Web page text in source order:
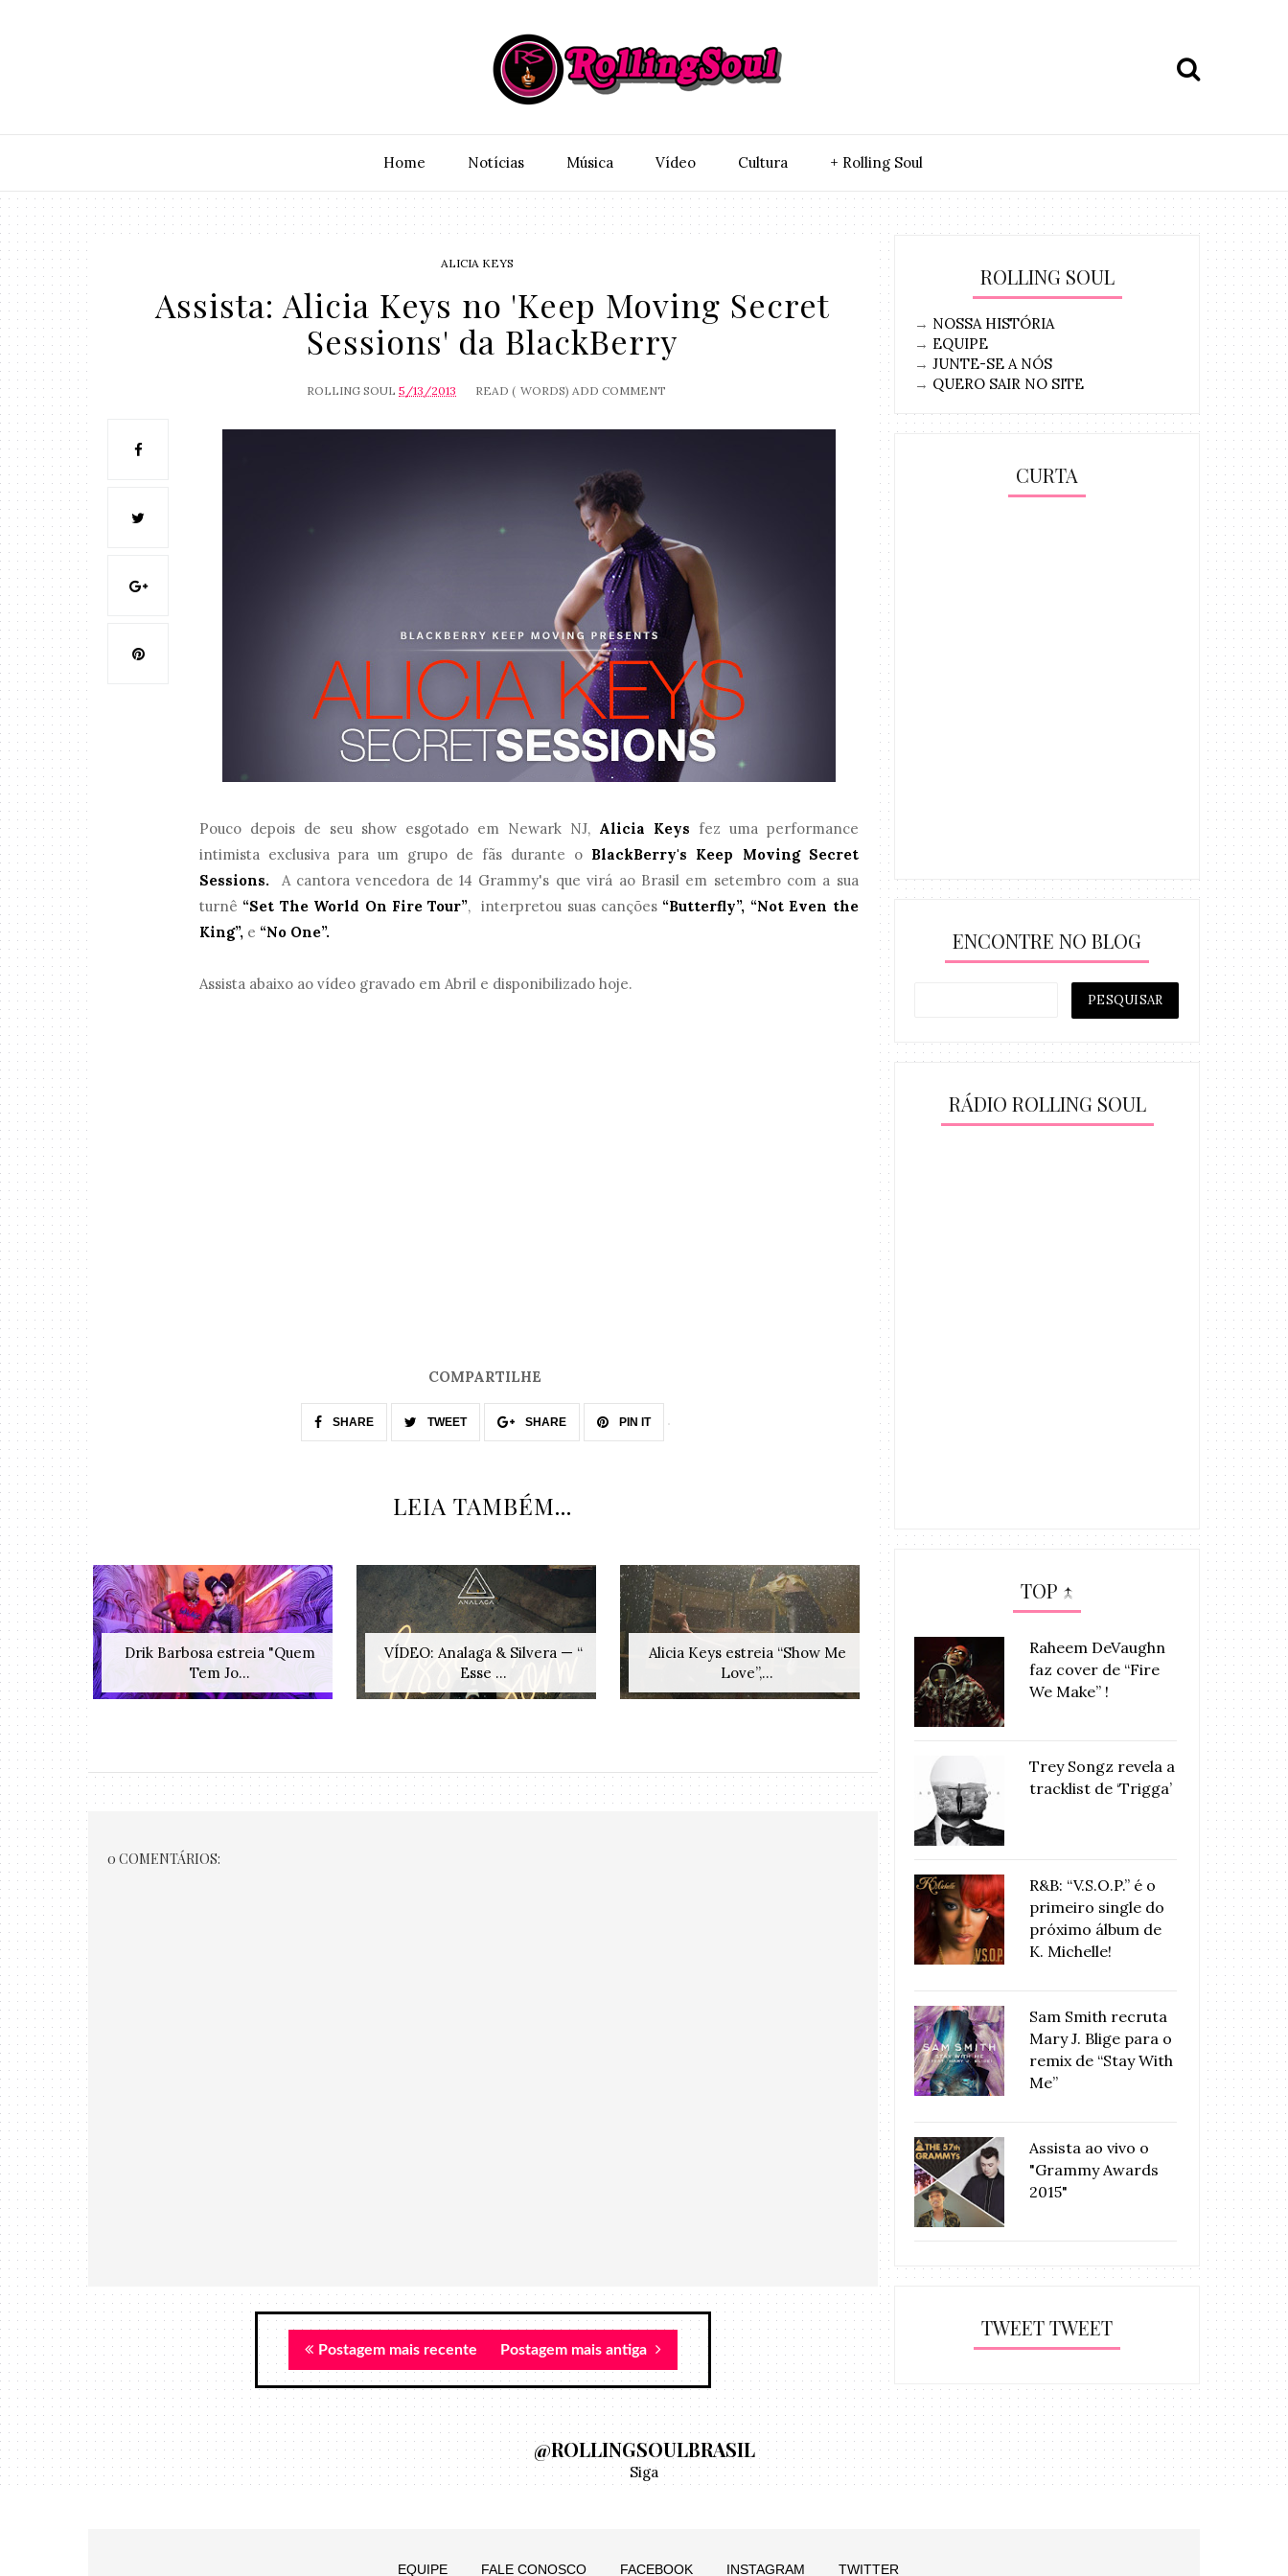
Home Notí­cias Música Vídeo Cultura + Rolling Soul
ALICIA KEYS
Assista: Alicia Keys no 'Keep Moving Secret
Sessions' da BlackBerry
ROLLING SOUL5/13/2013 READ ( WORDS) ADD COMMENT
Pouco depois de seu show esgotado em Newark NJ, Alicia Keys fez uma performance
intimista exclusiva para um grupo de fãs durante o BlackBerry's Keep Moving Secret
Sessions. A cantora vencedora de 14 Grammy's que virá ao Brasil em setembro com a sua
turnê “Set The World On Fire Tour”, interpretou suas canções “Butterfly”, “Not Even the
King”, e “No One”.
Assista abaixo ao vídeo gravado em Abril e disponibilizado hoje.
COMPARTILHE
SHARE TWEET SHARE PIN IT
LEIA TAMBÉM...
Drik Barbosa estreia "Quem
Tem Jo...
VÍDEO: Analaga & Silvera — “
Esse ...
Alicia Keys estreia “Show Me
Love”,...
Alicia Keys faz homenagem à
Rainha ...
OUÇA: DJ
0 COMENTÁRIOS:
Postagem mais recente Postagem mais antiga
ROLLING SOUL
→ NOSSA HISTÓRIA
→ EQUIPE
→ JUNTE-SE A NÓS
→ QUERO SAIR NO SITE
CURTA
ENCONTRE NO BLOG
RÁDIO ROLLING SOUL
TOP ↑
Raheem DeVaughn
faz cover de “Fire
We Make” !
Trey Songz revela a
tracklist de ‘Trigga’
R&B: “V.S.O.P.” é o
primeiro single do
próximo álbum de
K. Michelle!
Sam Smith recruta
Mary J. Blige para o
remix de “Stay With
Me”
Assista ao vivo o
"Grammy Awards
2015"
TWEET TWEET
@ROLLINGSOULBRASIL
Siga
EQUIPE FALE CONOSCO FACEBOOK INSTAGRAM TWITTER